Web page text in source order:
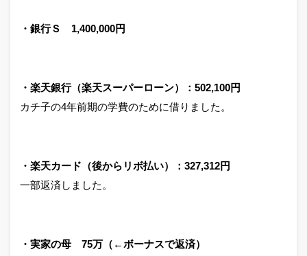
・銀行Ｓ 1,400,000円
・楽天銀行（楽天スーパーローン）：502,100円
カチ子の4年前期の学費のために借りました。
・楽天カード（後からリボ払い）：327,312円
一部返済しました。
・実家の母 75万（←ボーナスで返済）